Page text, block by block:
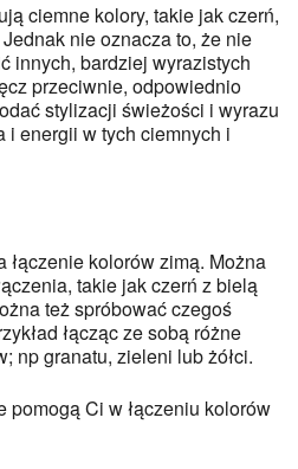
ciemne kolory, takie jak czerń,
nie oznacza to, że nie
innych, bardziej wyrazistych
przeciwnie, odpowiednio
stylizacji świeżości i wyrazu
i energii w tych ciemnych i
kolorów zimą. Można
takie jak czerń z bielą
też spróbować czegoś
łącząc ze sobą różne
np granatu, zieleni lub żółci.
pomogą Ci w łączeniu kolorów